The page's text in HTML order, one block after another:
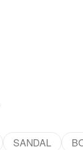
SANDAL